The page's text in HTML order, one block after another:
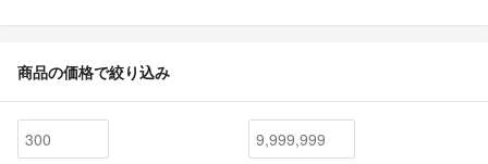
商品の価格で絞り込み